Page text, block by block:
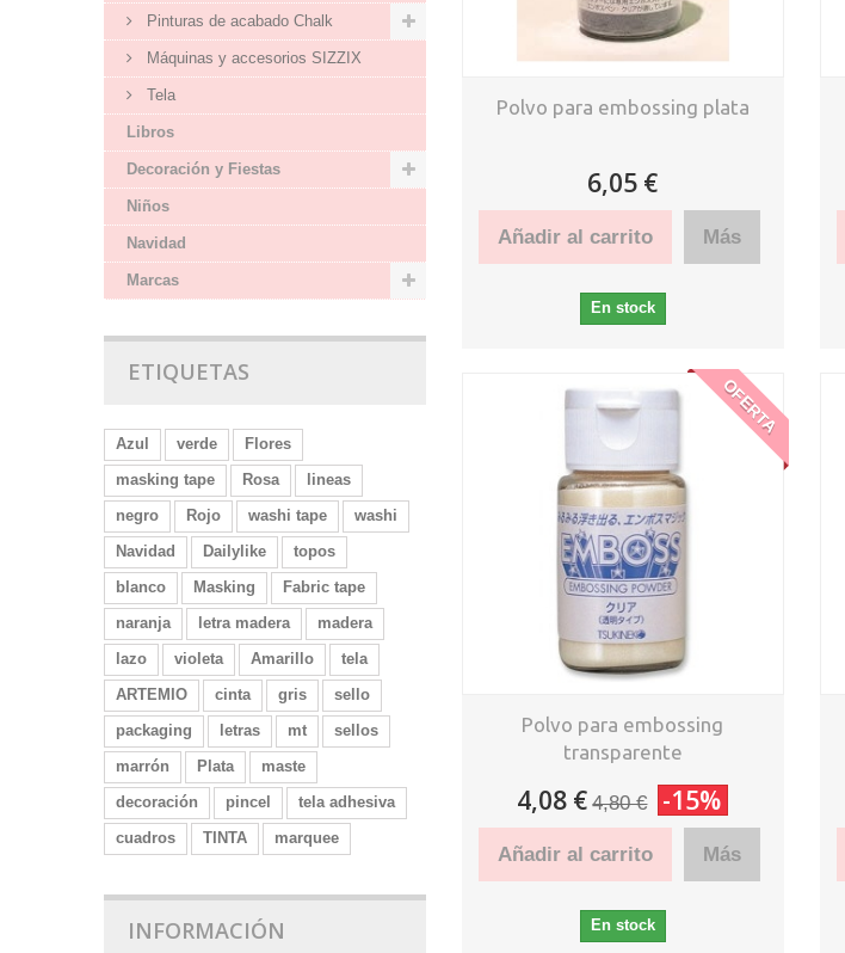
Pinturas de acabado Chalk
Máquinas y accesorios SIZZIX
Tela
Libros
Decoración y Fiestas
Niños
Navidad
Marcas
ETIQUETAS
Azul verde
Flores
masking tape
Rosa
lineas
negro
Rojo washi tape
washi
Navidad
Dailylike
topos
blanco
Masking
Fabric tape
naranja
letra madera
madera
lazo
violeta Amarillo
tela
ARTEMIO
cinta gris
sello
packaging
letras mt
sellos
marrón
Plata
maste
decoración
pincel
tela adhesiva
cuadros
TINTA marquee
INFORMACIÓN
Polvo para embossing plata
6,05 €
Añadir al carrito Más
En stock
OFERTA
Polvo para embossing
transparente
4,08 € 4,80 € -15%
Añadir al carrito Más
En stock